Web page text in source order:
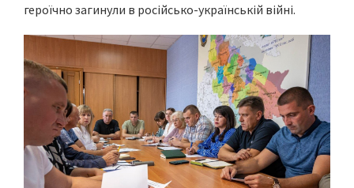
героїчно загинули в російсько-українській війні.